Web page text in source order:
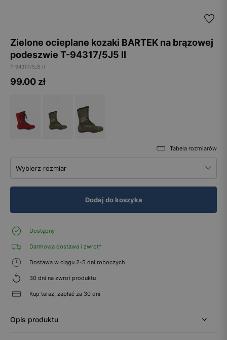
Zielone ocieplane kozaki BARTEK na brązowej
podeszwie T-94317/5J5 II
T-94317/5J5 II
99.00 zł
Tabela rozmiarów
Wybierz rozmiar
Dodaj do koszyka
Dostępny
Darmowa dostawa i zwrot*
Dostawa w ciągu 2-5 dni roboczych
30 dni na zwrot produktu
Kup teraz, zapłać za 30 dni
Opis produktu